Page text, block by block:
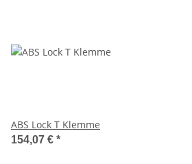
ABS Lock T Klemme
154,07 € *